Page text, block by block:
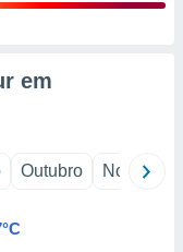
em
Outubro Novembro